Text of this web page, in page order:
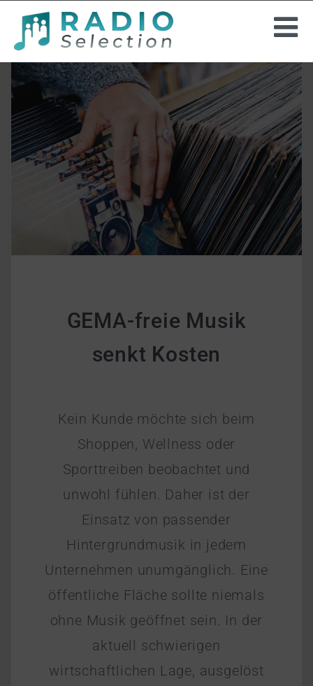
INSTORE-RADIO
PROJEKTE
HINTERGRUNDMUSIK
UNTERNEHMEN
ANGEBOT ANFORDERN
GEMA-freie Musik
senkt Kosten
Kein Kunde möchte sich beim
Shoppen, Wellness oder
Sporttreiben beobachtet und
unwohl fühlen. Daher ist der
Einsatz von passender
Hintergrundmusik in jedem
Unternehmen unumgänglich. Eine
öffentliche Fläche sollte niemals
ohne Musik geöffnet sein. In der
aktuell schwierigen
wirtschaftlichen Lage, ausgelöst